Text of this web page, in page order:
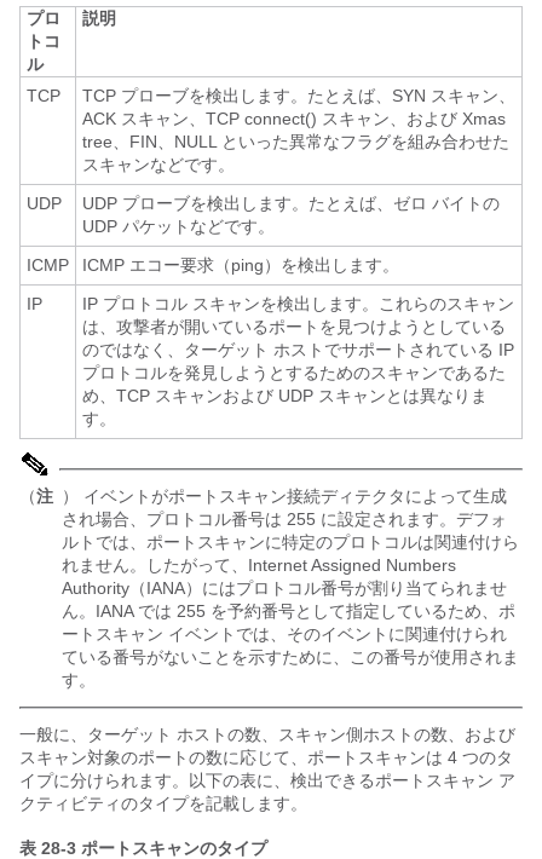
プロ
トコ
ル
説明
TCP
TCP プローブを検出します。たとえば、SYN スキャン、
ACK スキャン、TCP connect() スキャン、および Xmas
tree、FIN、NULL といった異常なフラグを組み合わせた
スキャンなどです。
UDP
UDP プローブを検出します。たとえば、ゼロ バイトの
UDP パケットなどです。
ICMP
ICMP エコー要求（ping）を検出します。
IP
IP プロトコル スキャンを検出します。これらのスキャン
は、攻撃者が開いているポートを見つけようとしている
のではなく、ターゲット ホストでサポートされている IP
プロトコルを発見しようとするためのスキャンであるた
め、TCP スキャンおよび UDP スキャンとは異なりま
す。
（注 ） イベントがポートスキャン接続ディテクタによって生成
され場合、プロトコル番号は 255 に設定されます。デフォ
ルトでは、ポートスキャンに特定のプロトコルは関連付けら
れません。したがって、Internet Assigned Numbers
Authority（IANA）にはプロトコル番号が割り当てられませ
ん。IANA では 255 を予約番号として指定しているため、ポ
ートスキャン イベントでは、そのイベントに関連付けられ
ている番号がないことを示すために、この番号が使用されま
す。
一般に、ターゲット ホストの数、スキャン側ホストの数、および
スキャン対象のポートの数に応じて、ポートスキャンは 4 つのタ
イプに分けられます。以下の表に、検出できるポートスキャン ア
クティビティのタイプを記載します。
表 28-3 ポートスキャンのタイプ